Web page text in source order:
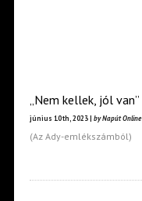
„Nem kellek, jól van”
június 10th, 2023 | by Napút Online
(Az Ady-emlékszámból)